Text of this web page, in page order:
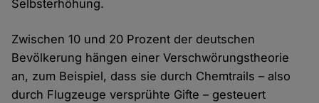
Selbsterhöhung.
Zwischen 10 und 20 Prozent der deutschen
Bevölkerung hängen einer Verschwörungstheorie
an, zum Beispiel, dass sie durch Chemtrails – also
durch Flugzeuge versprühte Gifte – gesteuert